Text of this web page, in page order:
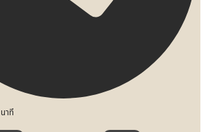
นาที